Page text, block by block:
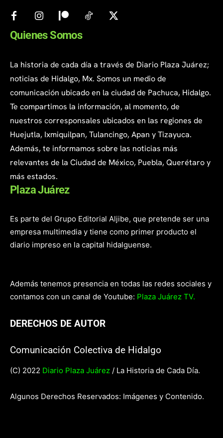
Quienes Somos
La historia de cada día a través de Diario Plaza Juárez;
noticias de Hidalgo, Mx. Somos un medio de
comunicación ubicado en la ciudad de Pachuca, Hidalgo.
Te compartimos la información, al momento, de
nuestros corresponsales ubicados en las regiones de
Huejutla, Ixmiquilpan, Tulancingo, Apan y Tizayuca.
Además, te informamos sobre las noticias más
relevantes de la Ciudad de México, Puebla, Querétaro y
más estados.
Plaza Juárez
Es parte del Grupo Editorial Aljibe, que pretende ser una
empresa multimedia y tiene como primer producto el
diario impreso en la capital hidalguense.
Además tenemos presencia en todas las redes sociales y
contamos con un canal de Youtube: Plaza Juárez TV.
DERECHOS DE AUTOR
Comunicación Colectiva de Hidalgo
(C) 2022 Diario Plaza Juárez / La Historia de Cada Día.
Algunos Derechos Reservados: Imágenes y Contenido.